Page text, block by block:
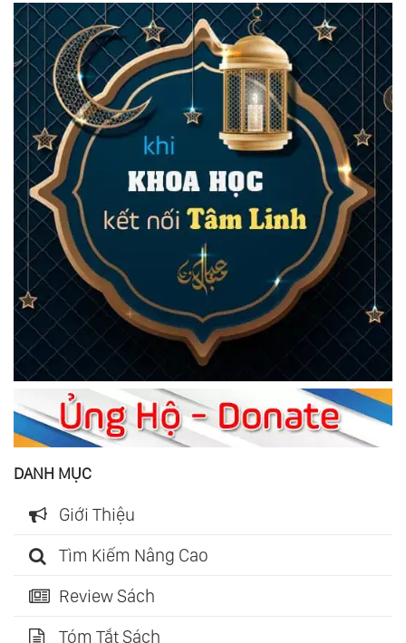
DANH MỤC
Giới Thiệu
Tìm Kiếm Nâng Cao
Review Sách
Tóm Tắt Sách